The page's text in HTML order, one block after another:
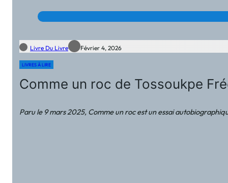
Livre Du Livre Février 4, 2026
LIVRES À LIRE
Comme un roc de Tossoukpe
Paru le 9 mars 2025, Comme un roc est un essai